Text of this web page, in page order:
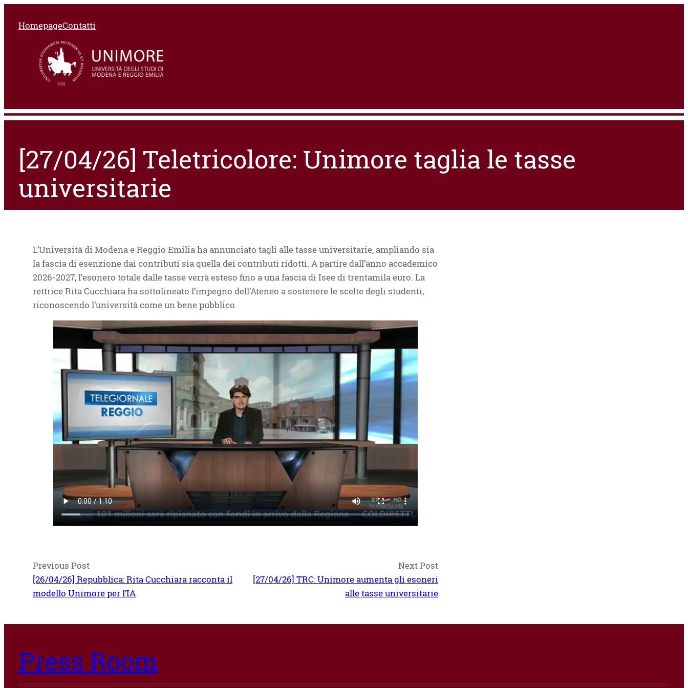
HomepageContatti
[27/04/26] Teletricolore: Unimore taglia le tasse
universitarie
L’Università di Modena e Reggio Emilia ha annunciato tagli alle tasse universitarie, ampliando sia
la fascia di esenzione dai contributi sia quella dei contributi ridotti. A partire dall’anno accademico
2026-2027, l’esonero totale dalle tasse verrà esteso fino a una fascia di Isee di trentamila euro. La
rettrice Rita Cucchiara ha sottolineato l’impegno dell’Ateneo a sostenere le scelte degli studenti,
riconoscendo l’università come un bene pubblico.
Previous Post
[26/04/26] Repubblica: Rita Cucchiara racconta il
modello Unimore per l’IA
Next Post
[27/04/26] TRC: Unimore aumenta gli esoneri
alle tasse universitarie
Press Room